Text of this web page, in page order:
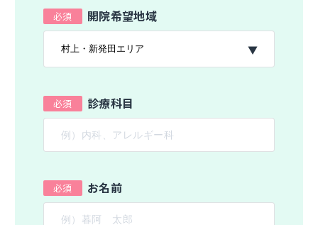
開院希望地域
診療科目
お名前